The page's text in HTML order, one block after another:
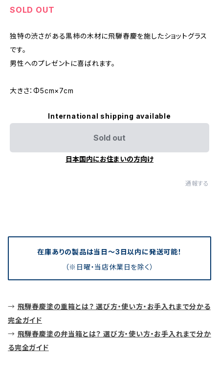
SOLD OUT
独特の渋さがある黒柿の木材に飛騨春慶を施したショットグラス
です。
男性へのプレゼントに喜ばれます。
大きさ：Φ5cm×7cm
International shipping available
Sold out
日本国内にお住まいの方向け
通報する
在庫ありの製品は当日〜3日以内に発送可能！
（※日曜・当店休業日を除く）
→ 飛騨春慶塗の重箱とは？ 選び方・使い方・お手入れまで分かる
完全ガイド
→ 飛騨春慶塗の弁当箱とは？ 選び方・使い方・お手入れまで分か
る完全ガイド